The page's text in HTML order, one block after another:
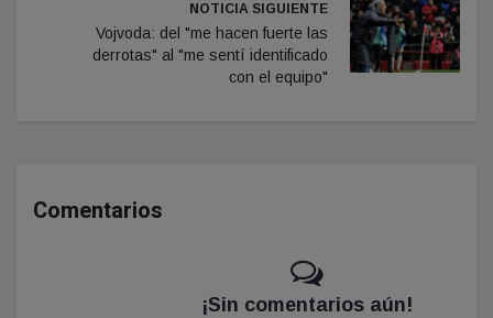
NOTICIA SIGUIENTE
Vojvoda: del "me hacen fuerte las
derrotas" al "me sentí identificado
con el equipo"
Comentarios
¡Sin comentarios aún!